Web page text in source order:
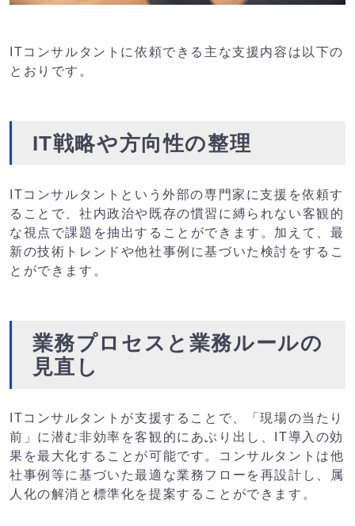
ITコンサルタントに依頼できる主な支援内容は以下の
とおりです。
IT戦略や方向性の整理
ITコンサルタントという外部の専門家に支援を依頼す
ることで、社内政治や既存の慣習に縛られない客観的
な視点で課題を抽出することができます。加えて、最
新の技術トレンドや他社事例に基づいた検討をするこ
とができます。
業務プロセスと業務ルールの
見直し
ITコンサルタントが支援することで、「現場の当たり
前」に潜む非効率を客観的にあぶり出し、IT導入の効
果を最大化することが可能です。コンサルタントは他
社事例等に基づいた最適な業務フローを再設計し、属
人化の解消と標準化を提案することができます。